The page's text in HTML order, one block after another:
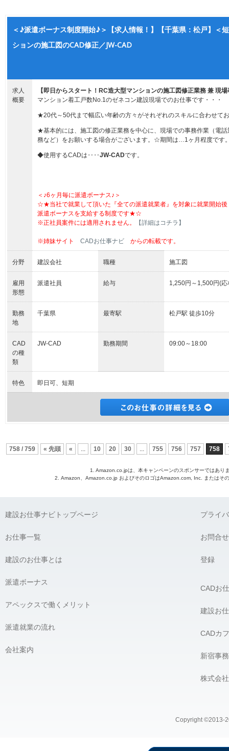
＜♪派遣ボーナス制度開始♪＞【求人情報！】【千葉県：松戸】＜
ションの施工図のCAD修正／JW-CAD
求人
概要
【即日からスタート！RC造大型マンションの施工図修正業務 兼 現
マンション着工戸数No.1のゼネコン建設現場でのお仕事です・・・
★20代～50代まで幅広い年齢の方々がそれぞれのスキルに合わせて
★基本的には、施工図の修正業務を中心に、現場での事務作業（電
務など）をお願いする場合がございます。☆期間は…1ヶ月程度です
◆使用するCADは‥‥JW-CADです。
＜♪6ヶ月毎に派遣ボーナス♪＞
☆★当社で就業して頂いた『全ての派遣就業者』を対象に就業開始
派遣ボーナスを支給する制度です★☆
※正社員案件には適用されません。
【詳細はコチラ】
※姉妹サイト CADお仕事ナビ からの転載です。
分野 建設会社 職種 施工図
雇用
形態
派遣社員 給与 1,250円～1,500円(応
勤務
地
千葉県 最寄駅 松戸駅 徒歩10分
CAD
の種
類
JW-CAD 勤務期間 09:00～18:00
特色 即日可、短期
758 / 759 « 先頭 « ... 10 20 30 ... 755 756 757 758
1. Amazon.co.jpは、本キャンペーンのスポンサーではあり
2. Amazon、Amazon.co.jp およびそのロゴはAmazon.com, Inc. またはそ
建設お仕事ナビトップページ
お仕事一覧
建設のお仕事とは
派遣ボーナス
アペックスで働くメリット
派遣就業の流れ
会社案内
プライ
お問合せ
登録
CADお
建設お
CADカ
新宿事
株式会
Copyright ©2013-